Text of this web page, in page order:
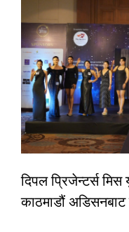
दिपल प्रिजेन्टर्स
काठमाडौं अडिसनबाट